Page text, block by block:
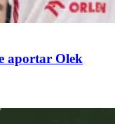
aportar Olek